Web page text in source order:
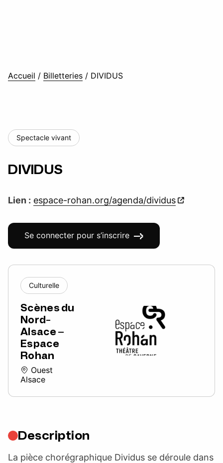
Accueil / Billetteries / DIVIDUS
Spectacle vivant
DIVIDUS
Lien : espace-rohan.org/agenda/dividus
Se connecter pour s’inscrire
Culturelle
Scènes du
Nord-
Alsace –
Espace
Rohan
Ouest
Alsace
Description
La pièce chorégraphique Dividus se déroule dans